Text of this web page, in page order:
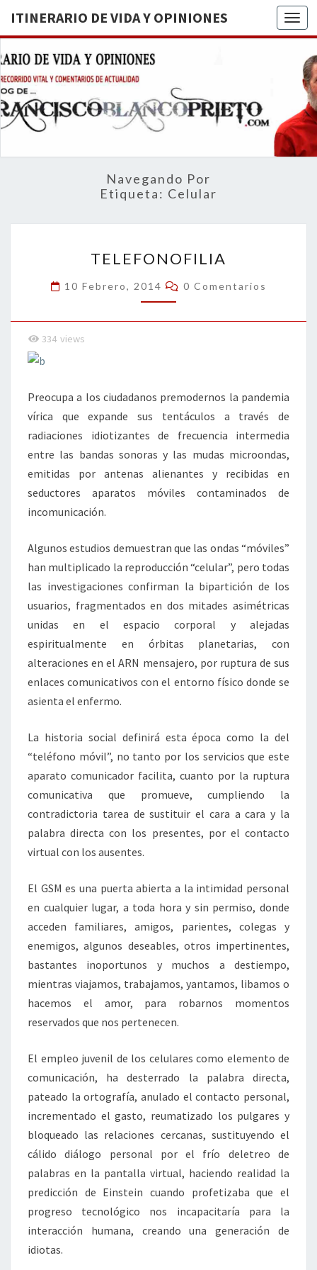
ITINERARIO DE VIDA Y OPINIONES
DE
BREVE
RECORRIDO
VITAL Y
ACTUALIDAD
Navegando Por
Etiqueta: Celular
TELEFONOFILIA
10 Febrero, 2014 Comentarios
0 Comentarios
334 views
Preocupa a los ciudadanos premodernos la pandemia
vírica que expande sus tentáculos a través de
radiaciones idiotizantes de frecuencia intermedia
entre las bandas sonoras y las mudas microondas,
emitidas por antenas alienantes y recibidas en
seductores aparatos móviles contaminados de
incomunicación.
Algunos estudios demuestran que las ondas “móviles”
han multiplicado la reproducción “celular”, pero todas
las investigaciones confirman la bipartición de los
usuarios, fragmentados en dos mitades asimétricas
unidas en el espacio corporal y alejadas
espiritualmente en órbitas planetarias, con
alteraciones en el ARN mensajero, por ruptura de sus
enlaces comunicativos con el entorno físico donde se
asienta el enfermo.
La historia social definirá esta época como la del
“teléfono móvil”, no tanto por los servicios que este
aparato comunicador facilita, cuanto por la ruptura
comunicativa que promueve, cumpliendo la
contradictoria tarea de sustituir el cara a cara y la
palabra directa con los presentes, por el contacto
virtual con los ausentes.
El GSM es una puerta abierta a la intimidad personal
en cualquier lugar, a toda hora y sin permiso, donde
acceden familiares, amigos, parientes, colegas y
enemigos, algunos deseables, otros impertinentes,
bastantes inoportunos y muchos a destiempo,
mientras viajamos, trabajamos, yantamos, libamos o
hacemos el amor, para robarnos momentos
reservados que nos pertenecen.
El empleo juvenil de los celulares como elemento de
comunicación, ha desterrado la palabra directa,
pateado la ortografía, anulado el contacto personal,
incrementado el gasto, reumatizado los pulgares y
bloqueado las relaciones cercanas, sustituyendo el
cálido diálogo personal por el frío deletreo de
palabras en la pantalla virtual, haciendo realidad la
predicción de Einstein cuando profetizaba que el
progreso tecnológico nos incapacitaría para la
interacción humana, creando una generación de
idiotas.